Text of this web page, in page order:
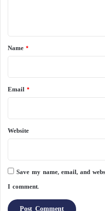
*Name *
Email *
Website
Save my name, email, and
I comment.